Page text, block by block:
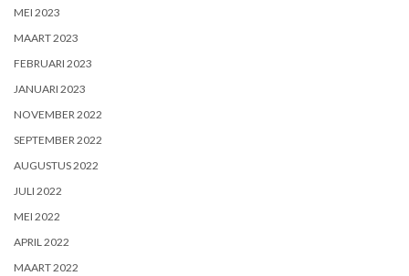
MEI 2023
MAART 2023
FEBRUARI 2023
JANUARI 2023
NOVEMBER 2022
SEPTEMBER 2022
AUGUSTUS 2022
JULI 2022
MEI 2022
APRIL 2022
MAART 2022